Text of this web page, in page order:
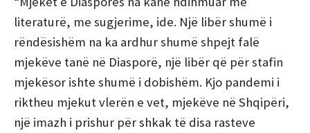
literaturë, me sugjerime, ide. Një libër shumë i
rëndësishëm na ka ardhur shumë shpejt falë
mjekëve tanë në Diasporë, një libër që për stafin
mjekësor ishte shumë i dobishëm. Kjo pandemi i
riktheu mjekut vlerën e vet, mjekëve në Shqipëri,
një imazh i prishur për shkak të disa rasteve